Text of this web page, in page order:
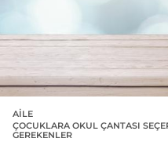
AILE
ÇOCUKLARA OKUL ÇANTASI
GEREKENLER